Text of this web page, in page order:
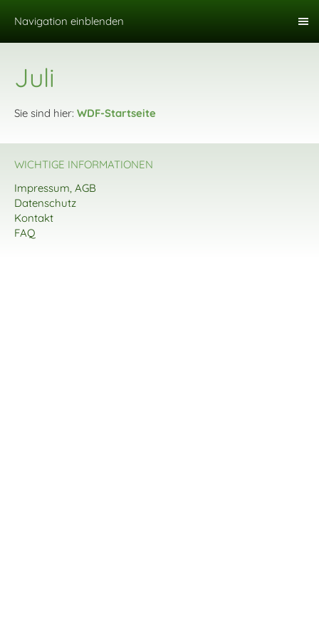
Navigation einblenden
Juli
Sie sind hier: WDF-Startseite
WICHTIGE INFORMATIONEN
Impressum, AGB
Datenschutz
Kontakt
FAQ